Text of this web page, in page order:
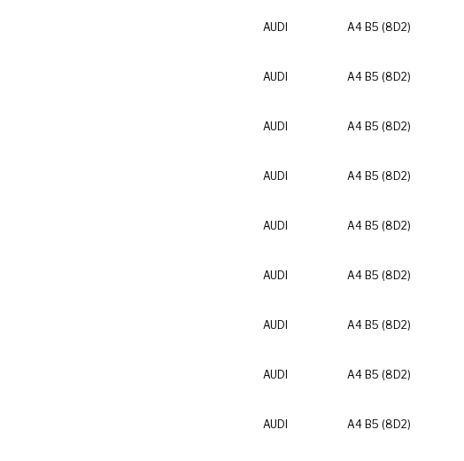
AUDI
A4 B5 (8D2)
AUDI
A4 B5 (8D2)
AUDI
A4 B5 (8D2)
AUDI
A4 B5 (8D2)
AUDI
A4 B5 (8D2)
AUDI
A4 B5 (8D2)
AUDI
A4 B5 (8D2)
AUDI
A4 B5 (8D2)
AUDI
A4 B5 (8D2)